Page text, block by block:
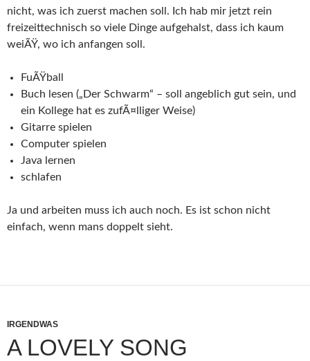
nicht, was ich zuerst machen soll. Ich hab mir jetzt rein
freizeittechnisch so viele Dinge aufgehalst, dass ich kaum
weiÃŸ, wo ich anfangen soll.
FuÃŸball
Buch lesen („Der Schwarm“ – soll angeblich gut sein, und
ein Kollege hat es zufÃ¤lliger Weise)
Gitarre spielen
Computer spielen
Java lernen
schlafen
Ja und arbeiten muss ich auch noch. Es ist schon nicht
einfach, wenn mans doppelt sieht.
IRGENDWAS
A LOVELY SONG